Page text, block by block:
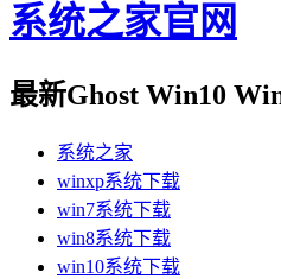
系统之家官网
最新Ghost Win10
系统之家
winxp系统下载
win7系统下载
win8系统下载
win10系统下载